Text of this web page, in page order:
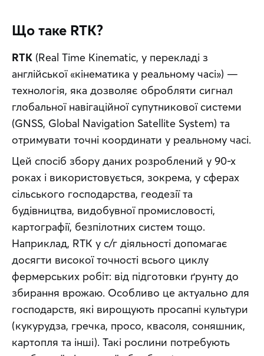
Що таке RTK?
RTK (Real Time Kinematic, у перекладі з
англійської «кінематика у реальному часі») —
технологія, яка дозволяє обробляти сигнал
глобальної навігаційної супутникової системи
(GNSS, Global Navigation Satellite System) та
отримувати точні координати у реальному часі.
Цей спосіб збору даних розроблений у 90-х
роках і використовується, зокрема, у сферах
сільського господарства, геодезії та
будівництва, видобувної промисловості,
картографії, безпілотних систем тощо.
Наприклад, RTK у с/г діяльності допомагає
досягти високої точності всього циклу
фермерських робіт: від підготовки ґрунту до
збирання врожаю. Особливо це актуально для
господарств, які вирощують просапні культури
(кукурудза, гречка, просо, квасоля, соняшник,
картопля та інші). Такі рослини потребують